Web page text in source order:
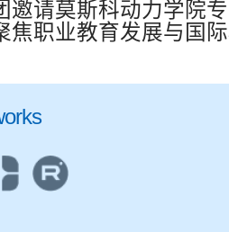
邀请莫斯科动力学院
焦职业教育发展与国